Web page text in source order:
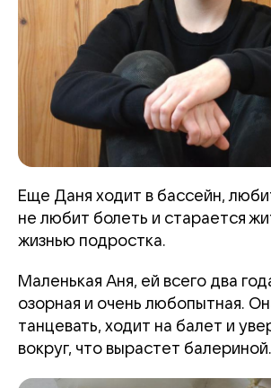
Еще Даня ходит в бассейн,
не любит болеть и старается
жизнью подростка.
Маленькая Аня, ей всего два
озорная и очень любопытная.
танцевать, ходит на балет и
вокруг, что вырастет балериной.